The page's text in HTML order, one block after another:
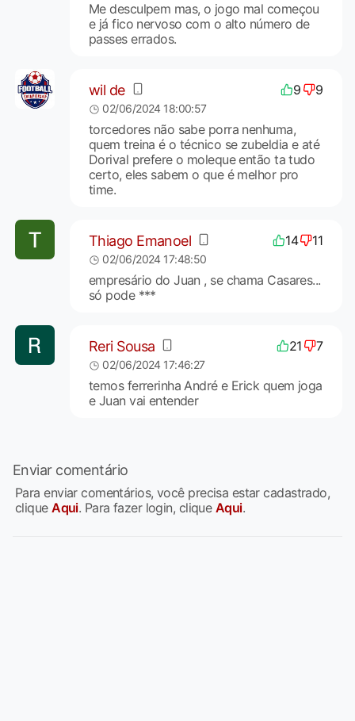
Me desculpem mas, o jogo mal começou
e já fico nervoso com o alto número de
passes errados.
wil de 9 9
02/06/2024 18:00:57
torcedores não sabe porra nenhuma,
quem treina é o técnico se zubeldia e até
Dorival prefere o moleque então ta tudo
certo, eles sabem o que é melhor pro
time.
Thiago Emanoel 14 11
02/06/2024 17:48:50
empresário do Juan , se chama Casares...
só pode ***
Reri Sousa 21 7
02/06/2024 17:46:27
temos ferrerinha André e Erick quem joga
e Juan vai entender
Enviar comentário
Para enviar comentários, você precisa estar cadastrado,
cliqueAqui. Para fazer login, clique Aqui.